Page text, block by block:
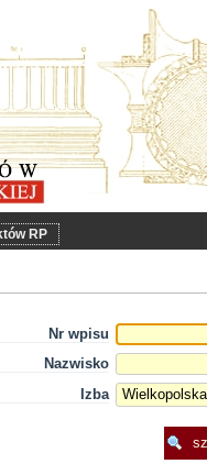
RP
Nr wpisu
Nazwisko
Izba